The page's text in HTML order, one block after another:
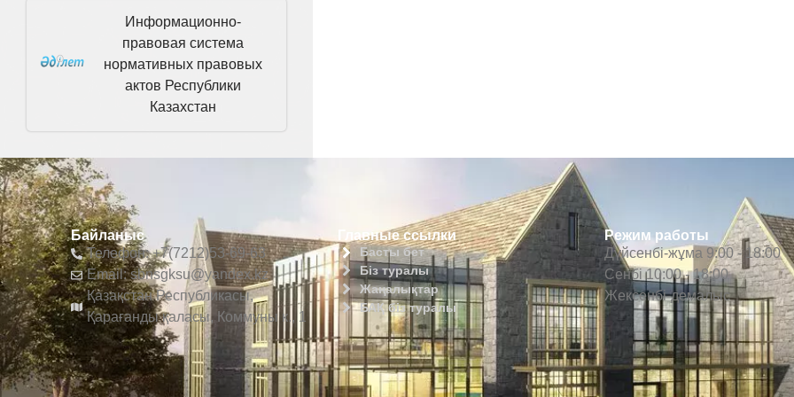
Информационно-
правовая система
нормативных правовых
актов Республики
Казахстан
Байланыс
Телефон: +7(7212)53-69-63
Email: sbnsgksu@yandex.kz
Қазақстан Республикасы,
Қарағанды қаласы, Коммуны к., 1
Главные ссылки
Басты бет
Біз туралы
Жаңалықтар
БАҚ біз туралы
Режим работы
Дүйсенбі-жұма 9:00 - 18:00
Сенбі 10:00 - 18:00
Жексенбі-демалыс